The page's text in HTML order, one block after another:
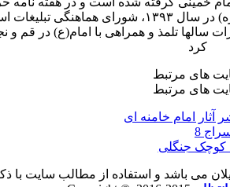
سالها تلمذ و همراهی با امام(ع) در
کرد
های مرتبط
های مرتبط
آثار امام خامنه ای
8
کوچک جنگلی
باشد و استفاده از مطالب سایت با